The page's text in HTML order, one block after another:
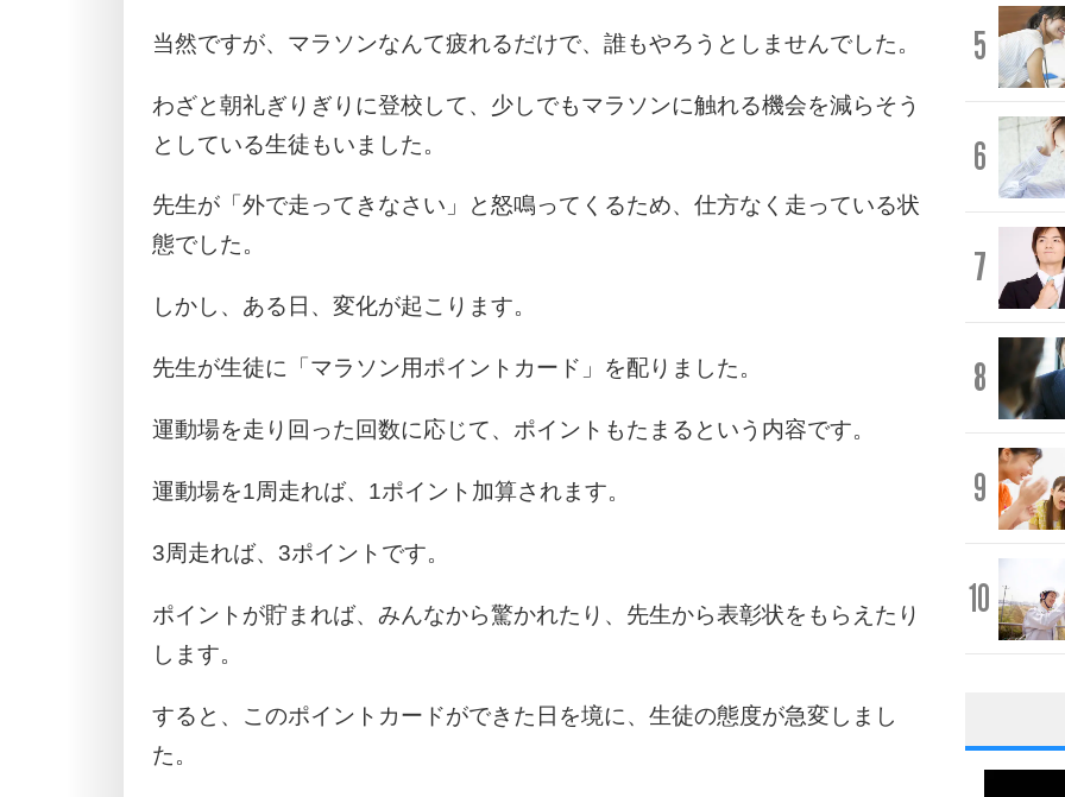
当然ですが、マラソンなんて疲れるだけで、誰もやろうとしませんでした。
わざと朝礼ぎりぎりに登校して、少しでもマラソンに触れる機会を減らそう
としている生徒もいました。
先生が「外で走ってきなさい」と怒鳴ってくるため、仕方なく走っている状
態でした。
しかし、ある日、変化が起こります。
先生が生徒に「マラソン用ポイントカード」を配りました。
運動場を走り回った回数に応じて、ポイントもたまるという内容です。
運動場を1周走れば、1ポイント加算されます。
3周走れば、3ポイントです。
ポイントが貯まれば、みんなから驚かれたり、先生から表彰状をもらえたり
します。
すると、このポイントカードができた日を境に、生徒の態度が急変しまし
た。
5
6
7
8
9
10
1